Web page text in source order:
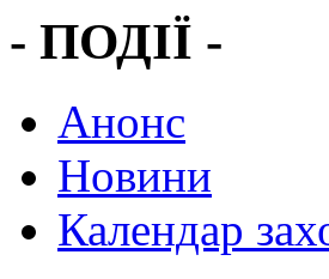
- ПОДІЇ -
Анонс
Новини
Календар